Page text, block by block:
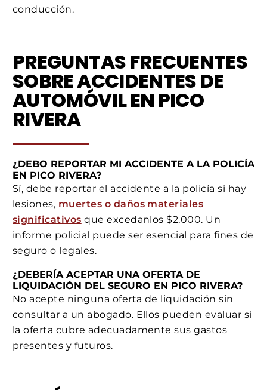
conducción.
PREGUNTAS FRECUENTES
SOBRE ACCIDENTES DE
AUTOMÓVIL EN PICO
RIVERA
¿DEBO REPORTAR MI ACCIDENTE A LA POLICÍA
EN PICO RIVERA?
Sí, debe reportar el accidente a la policía si hay
lesiones, muertes o daños materiales
significativos que excedanlos $2,000. Un
informe policial puede ser esencial para fines de
seguro o legales.
¿DEBERÍA ACEPTAR UNA OFERTA DE
LIQUIDACIÓN DEL SEGURO EN PICO RIVERA?
No acepte ninguna oferta de liquidación sin
consultar a un abogado. Ellos pueden evaluar si
la oferta cubre adecuadamente sus gastos
presentes y futuros.